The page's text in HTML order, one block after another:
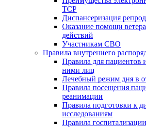
ТСР
Диспансеризация
Оказание помощи
действий
Участникам СВО
Правила внутреннего
Правила для пациентов
ними лиц
Лечебный режим дня в
Правила посещения
реанимации
Правила подготовки к
исследованиям
Правила